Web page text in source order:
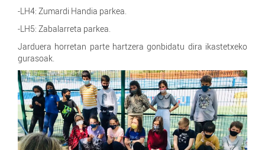
-LH4: Zumardi Handia parkea.
-LH5: Zabalarreta parkea.
Jarduera horretan parte hartzera gonbidatu dira ikastetxeko
gurasoak.